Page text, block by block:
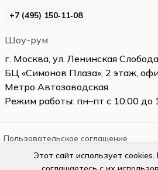
+7 (495) 150‑11‑08
Шоу-рум
г. Москва, ул. Ленинская
БЦ «Симонов Плаза», 2 этаж,
Метро Автозаводская
Режим работы: пн–пт с 10:00 до
Пользовательское соглашение
Этот сайт использует